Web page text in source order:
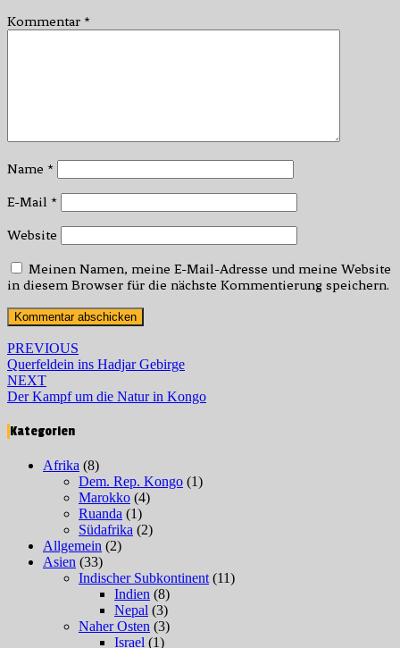
Kommentar *
Name *
E-Mail *
Website
Meinen Namen, meine E-Mail-Adresse und meine Website
in diesem Browser für die nächste Kommentierung speichern.
Post
navigation
PREVIOUS
Querfeldein ins Hadjar Gebirge
NEXT
Der Kampf um die Natur in Kongo
Kategorien
Afrika (8)
Dem. Rep. Kongo (1)
Marokko (4)
Ruanda (1)
Südafrika (2)
Allgemein (2)
Asien (33)
Indischer Subkontinent (11)
Indien (8)
Nepal (3)
Naher Osten (3)
Israel (1)